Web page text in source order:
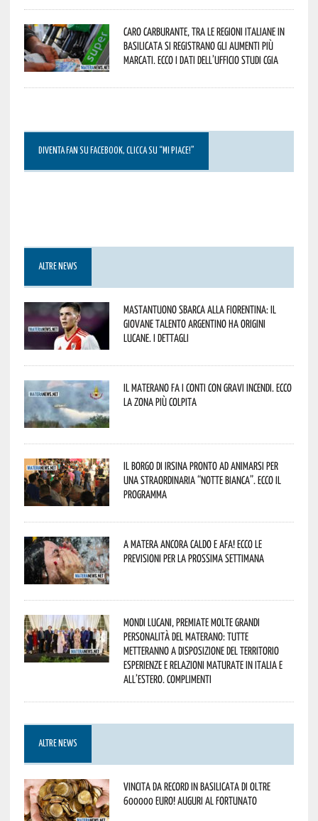
Caro carburante, tra le regioni italiane in
Basilicata si registrano gli aumenti più
marcati. Ecco i dati dell’Ufficio studi CGIA
DIVENTA FAN SU FACEBOOK, CLICCA SU “MI PIACE!”
ALTRE NEWS
Mastantuono sbarca alla Fiorentina: il
giovane talento argentino ha origini
lucane. I dettagli
Il materano fa i conti con gravi incendi. Ecco
la zona più colpita
Il borgo di Irsina pronto ad animarsi per
una straordinaria “Notte Bianca”. Ecco il
programma
A Matera ancora caldo e afa! Ecco le
previsioni per la prossima settimana
Mondi lucani, premiate molte grandi
personalità del materano: tutte
metteranno a disposizione del territorio
esperienze e relazioni maturate in Italia e
all’estero. Complimenti
ALTRE NEWS
Vincita da record in Basilicata di oltre
600000 euro! Auguri al fortunato